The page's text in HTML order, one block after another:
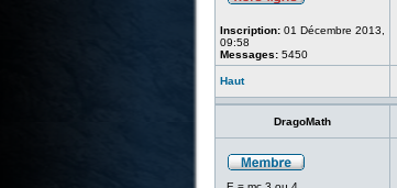
Inscription:01 Décembre 2013,
09:58
Messages:5450
Haut
DragoMath